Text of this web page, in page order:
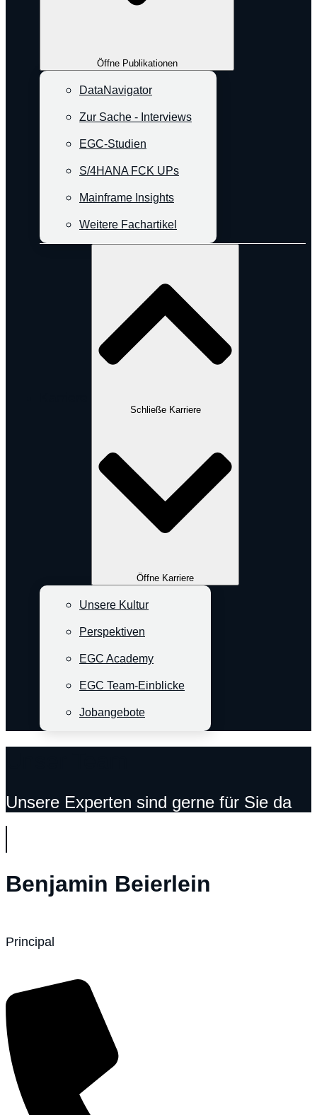
Öffne Publikationen
DataNavigator
Zur Sache - Interviews
EGC-Studien
S/4HANA FCK UPs
Mainframe Insights
Weitere Fachartikel
Schließe Karriere
Öffne Karriere
Unsere Kultur
Perspektiven
EGC Academy
EGC Team-Einblicke
Jobangebote
Unsere Experten sind gerne für Sie da
Benjamin Beierlein
Principal